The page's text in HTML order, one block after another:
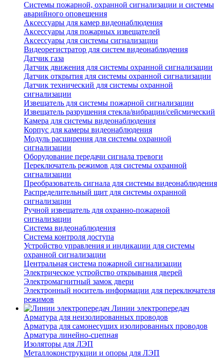
Системы пожарной, охранной сигнализации и системы
аварийного оповещения
Аксессуары для камер видеонаблюдения
Аксессуары для пожарных извещателей
Аксессуары для системы сигнализации
Видеорегистратор для систем видеонаблюдения
Датчик газа
Датчик движения для системы охранной сигнализации
Датчик открытия для системы охранной сигнализации
Датчик технический для системы охранной
сигнализации
Извещатель для системы пожарной сигнализации
Извещатель разрушения стекла/вибрации/сейсмический
Камера для системы видеонаблюдения
Корпус для камеры видеонаблюдения
Модуль расширения для системы охранной
сигнализации
Оборудование передачи сигнала тревоги
Переключатель режимов для системы охранной
сигнализации
Преобразователь сигнала для системы видеонаблюдения
Распределительный щит для системы охранной
сигнализации
Ручной извещатель для охранно-пожарной
сигнализации
Система видеонаблюдения
Система контроля доступа
Устройство управления и индикации для системы
охранной сигнализации
Центральная система пожарной сигнализации
Электрическое устройство открывания дверей
Электромагнитный замок двери
Электронный носитель информации для переключателя
режимов
Линии электропередач
Арматура для неизолированных проводов
Арматура для самонесущих изолированных проводов
Арматура линейно-сцепная
Изоляторы для ЛЭП
Металлоконструкции и опоры для ЛЭП